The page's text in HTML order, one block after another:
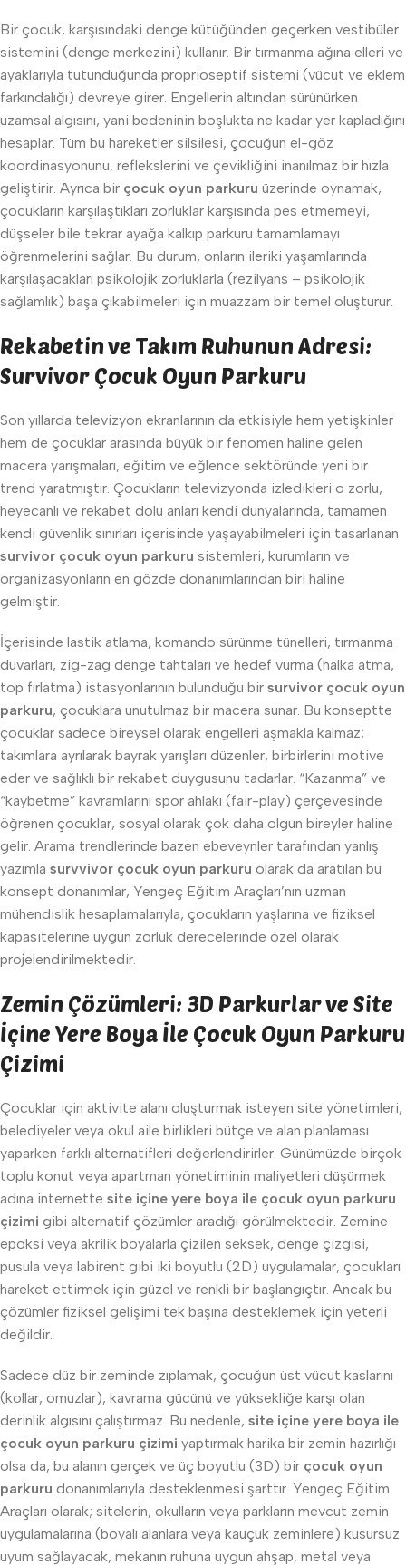
Bir çocuk, karşısındaki denge kütüğünden geçerken vestibüler
sistemini (denge merkezini) kullanır. Bir tırmanma ağına elleri ve
ayaklarıyla tutunduğunda proprioseptif sistemi (vücut ve eklem
farkındalığı) devreye girer. Engellerin altından sürünürken
uzamsal algısını, yani bedeninin boşlukta ne kadar yer kapladığını
hesaplar. Tüm bu hareketler silsilesi, çocuğun el-göz
koordinasyonunu, reflekslerini ve çevikliğini inanılmaz bir hızla
geliştirir. Ayrıca bir çocuk oyun parkuru üzerinde oynamak,
çocukların karşılaştıkları zorluklar karşısında pes etmemeyi,
düşseler bile tekrar ayağa kalkıp parkuru tamamlamayı
öğrenmelerini sağlar. Bu durum, onların ileriki yaşamlarında
karşılaşacakları psikolojik zorluklarla (rezilyans – psikolojik
sağlamlık) başa çıkabilmeleri için muazzam bir temel oluşturur.
Rekabetin ve Takım Ruhunun Adresi:
Survivor Çocuk Oyun Parkuru
Son yıllarda televizyon ekranlarının da etkisiyle hem yetişkinler
hem de çocuklar arasında büyük bir fenomen haline gelen
macera yarışmaları, eğitim ve eğlence sektöründe yeni bir
trend yaratmıştır. Çocukların televizyonda izledikleri o zorlu,
heyecanlı ve rekabet dolu anları kendi dünyalarında, tamamen
kendi güvenlik sınırları içerisinde yaşayabilmeleri için tasarlanan
survivor çocuk oyun parkuru sistemleri, kurumların ve
organizasyonların en gözde donanımlarından biri haline
gelmiştir.
İçerisinde lastik atlama, komando sürünme tünelleri, tırmanma
duvarları, zig-zag denge tahtaları ve hedef vurma (halka atma,
top fırlatma) istasyonlarının bulunduğu bir survivor çocuk oyun
parkuru, çocuklara unutulmaz bir macera sunar. Bu konseptte
çocuklar sadece bireysel olarak engelleri aşmakla kalmaz;
takımlara ayrılarak bayrak yarışları düzenler, birbirlerini motive
eder ve sağlıklı bir rekabet duygusunu tadarlar. “Kazanma” ve
“kaybetme” kavramlarını spor ahlakı (fair-play) çerçevesinde
öğrenen çocuklar, sosyal olarak çok daha olgun bireyler haline
gelir. Arama trendlerinde bazen ebeveynler tarafından yanlış
yazımla survvivor çocuk oyun parkuru olarak da aratılan bu
konsept donanımlar, Yengeç Eğitim Araçları’nın uzman
mühendislik hesaplamalarıyla, çocukların yaşlarına ve fiziksel
kapasitelerine uygun zorluk derecelerinde özel olarak
projelendirilmektedir.
Zemin Çözümleri: 3D Parkurlar ve Site
İçine Yere Boya İle Çocuk Oyun Parkuru
Çizimi
Çocuklar için aktivite alanı oluşturmak isteyen site yönetimleri,
belediyeler veya okul aile birlikleri bütçe ve alan planlaması
yaparken farklı alternatifleri değerlendirirler. Günümüzde birçok
toplu konut veya apartman yönetiminin maliyetleri düşürmek
adına internette site içine yere boya ile çocuk oyun parkuru
çizimi gibi alternatif çözümler aradığı görülmektedir. Zemine
epoksi veya akrilik boyalarla çizilen seksek, denge çizgisi,
pusula veya labirent gibi iki boyutlu (2D) uygulamalar, çocukları
hareket ettirmek için güzel ve renkli bir başlangıçtır. Ancak bu
çözümler fiziksel gelişimi tek başına desteklemek için yeterli
değildir.
Sadece düz bir zeminde zıplamak, çocuğun üst vücut kaslarını
(kollar, omuzlar), kavrama gücünü ve yüksekliğe karşı olan
derinlik algısını çalıştırmaz. Bu nedenle, site içine yere boya ile
çocuk oyun parkuru çizimi yaptırmak harika bir zemin hazırlığı
olsa da, bu alanın gerçek ve üç boyutlu (3D) bir çocuk oyun
parkuru donanımlarıyla desteklenmesi şarttır. Yengeç Eğitim
Araçları olarak; sitelerin, okulların veya parkların mevcut zemin
uygulamalarına (boyalı alanlara veya kauçuk zeminlere) kusursuz
uyum sağlayacak, mekanın ruhuna uygun ahşap, metal veya